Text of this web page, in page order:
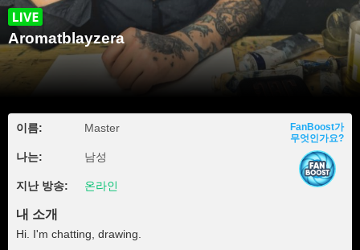
Aromatblayzera
이름: Master
나는: 남성
지난 방송: 온라인
FanBoost가
무엇인가요?
내 소개
Hi. I'm chatting, drawing.